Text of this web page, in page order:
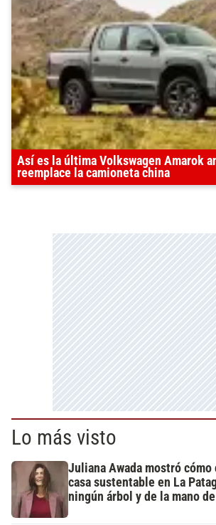
Así es la última Volkswagen Amarok
reemplace la camioneta china
Lo más visto
Juliana Awada mostró cómo
casa sustentable en La
ningún árbol y de la mano